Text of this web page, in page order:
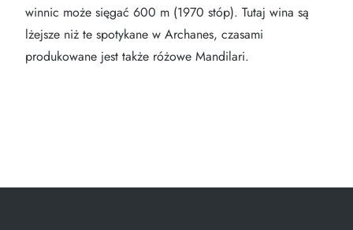
winnic może sięgać 600 m (1970 stóp). Tutaj wina są
lżejsze niż te spotykane w Archanes, czasami
produkowane jest także różowe Mandilari.